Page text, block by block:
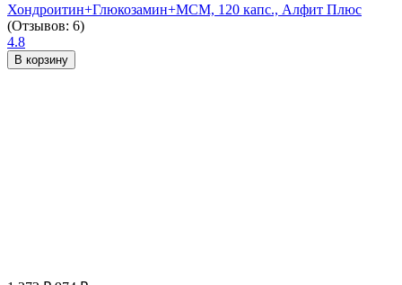
Хондроитин+Глюкозамин+МСМ, 120 капс., Алфит Плюс
(Отзывов: 6)
4.8
В корзину